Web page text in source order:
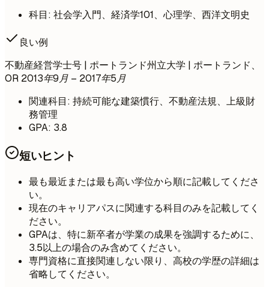
科目: 社会学入門、経済学101、心理学、西洋文明史
良い例
不動産経営学士号 | ポートランド州立大学 | ポートランド、
OR 2013年9月 – 2017年5月
関連科目: 持続可能な建築慣行、不動産法規、上級財
務管理
GPA: 3.8
短いヒント
最も最近または最も高い学位から順に記載してくださ
い。
現在のキャリアパスに関連する科目のみを記載してく
ださい。
GPAは、特に新卒者が学業の成果を強調するために、
3.5以上の場合のみ含めてください。
専門資格に直接関連しない限り、高校の学歴の詳細は
省略してください。